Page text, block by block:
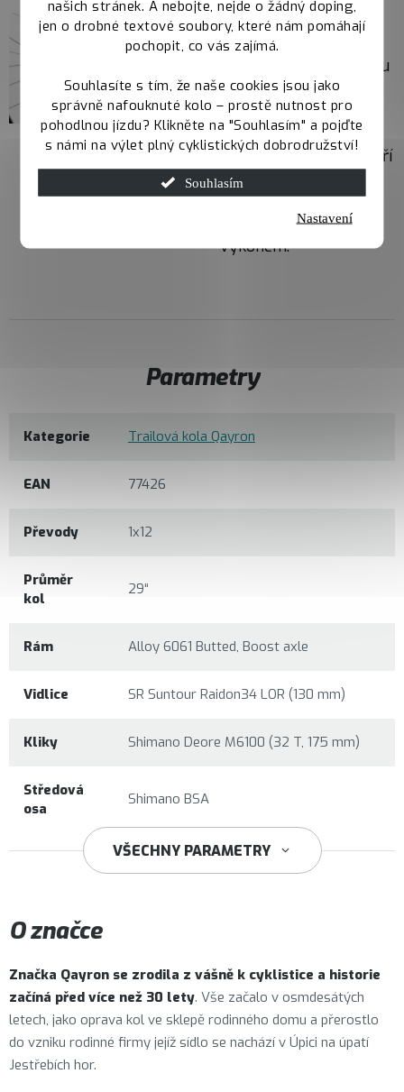
našich stránek. A nebojte, nejde o žádný doping,
jen o drobné textové soubory, které nám pomáhají
pochopit, co vás zajímá.
Souhlasíte s tím, že naše cookies jsou jako
správně nafouknuté kolo – prostě nutnost pro
pohodlnou jízdu? Klikněte na "Souhlasím" a pojďte
s námi na výlet plný cyklistických dobrodružství!
Souhlasím
Nastavení
Hydraulický systém
zajišťuje plynulé
dávkování síly a jistotu
při brzdění v všech
podmínkách. MT410
jsou osvědčenou
volbou pro jezdce, kteří
hledají funkční a
bezúdržbové brzdy s
konzistentním
výkonem.
Parametry
Kategorie Trailová kola Qayron
EAN 77426
Převody 1x12
Průměr
kol
29“
Rám Alloy 6061 Butted, Boost axle
Vidlice SR Suntour Raidon34 LOR (130 mm)
Kliky Shimano Deore M6100 (32 T, 175 mm)
Středová
osa
Shimano BSA
Shimano Deore M6100
VŠECHNY PARAMETRY
O značce
Značka Qayron se zrodila z vášně k cyklistice a historie
začíná před více než 30 lety. Vše začalo v osmdesátých
letech, jako oprava kol ve sklepě rodinného domu a přerostlo
do vzniku rodinné firmy jejíž sídlo se nachází v Úpici na úpatí
Jestřebích hor.